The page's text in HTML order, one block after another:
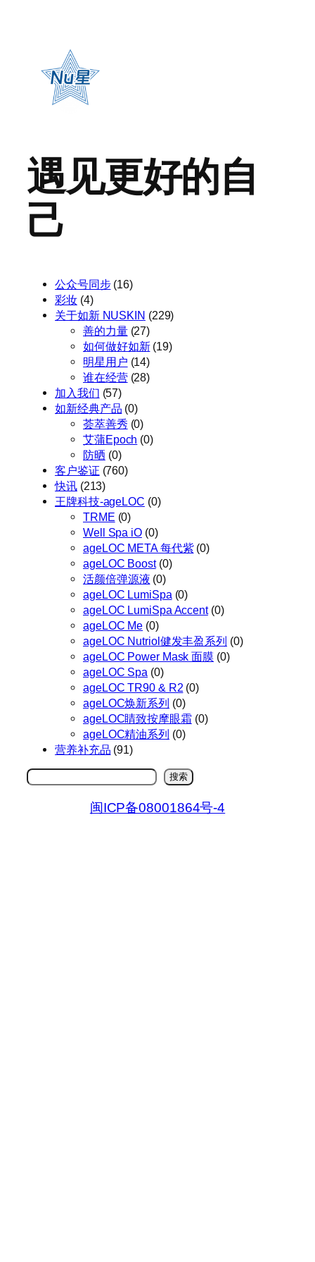
遇见更好的自
己
公众号同步(16)
彩妆(4)
关于如新 NUSKIN (229)
善的力量(27)
如何做好如新(19)
明星用户 (14)
谁在经营(28)
加入我们 (57)
如新经典产品 (0)
荟萃善秀 (0)
艾蒲Epoch (0)
防晒 (0)
客户鉴证 (760)
快讯(213)
王牌科技-ageLOC (0)
TRME (0)
Well Spa iO(0)
ageLOC META 每代紫(0)
ageLOC Boost(0)
活颜倍弹源液 (0)
ageLOC LumiSpa (0)
ageLOC LumiSpa Accent(0)
ageLOC Me (0)
ageLOC Nutriol健发丰盈系列 (0)
ageLOC Power Mask 面膜 (0)
ageLOC Spa (0)
ageLOC TR90 & R2 (0)
ageLOC焕新系列 (0)
ageLOC睛致按摩眼霜 (0)
ageLOC精油系列 (0)
营养补充品 (91)
搜
搜索
闽ICP备08001864号-4